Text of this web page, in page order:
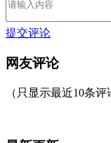
提交评论
网友评论
（只显示最近10条评